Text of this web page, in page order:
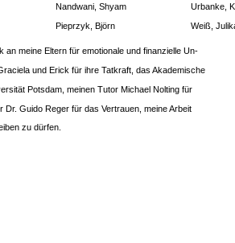
Nandwani, Shyam Urbanke,
Pieprzyk, Björn Weiß,
an meine Eltern für emotionale und finanzielle Un-
und Erick für ihre Tatkraft, das Akademische
Potsdam, meinen Tutor Michael Nolting für
Dr. Guido Reger für das Vertrauen, meine Arbeit
zu dürfen.